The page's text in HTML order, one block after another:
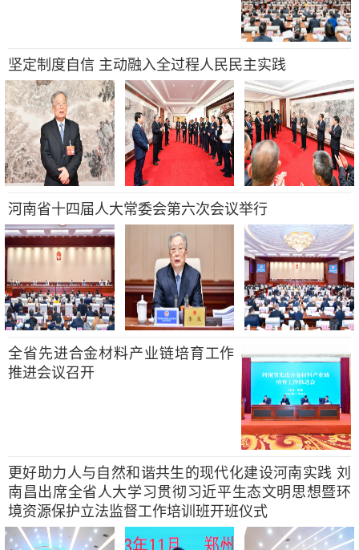
坚定制度自信 主动融入全过程人民民主实践
河南省十四届人大常委会第六次会议举行
全省先进合金材料产业链培育工作
推进会议召开
更好助力人与自然和谐共生的现代化建设河南实践 刘
南昌出席全省人大学习贯彻习近平生态文明思想暨环
境资源保护立法监督工作培训班开班仪式